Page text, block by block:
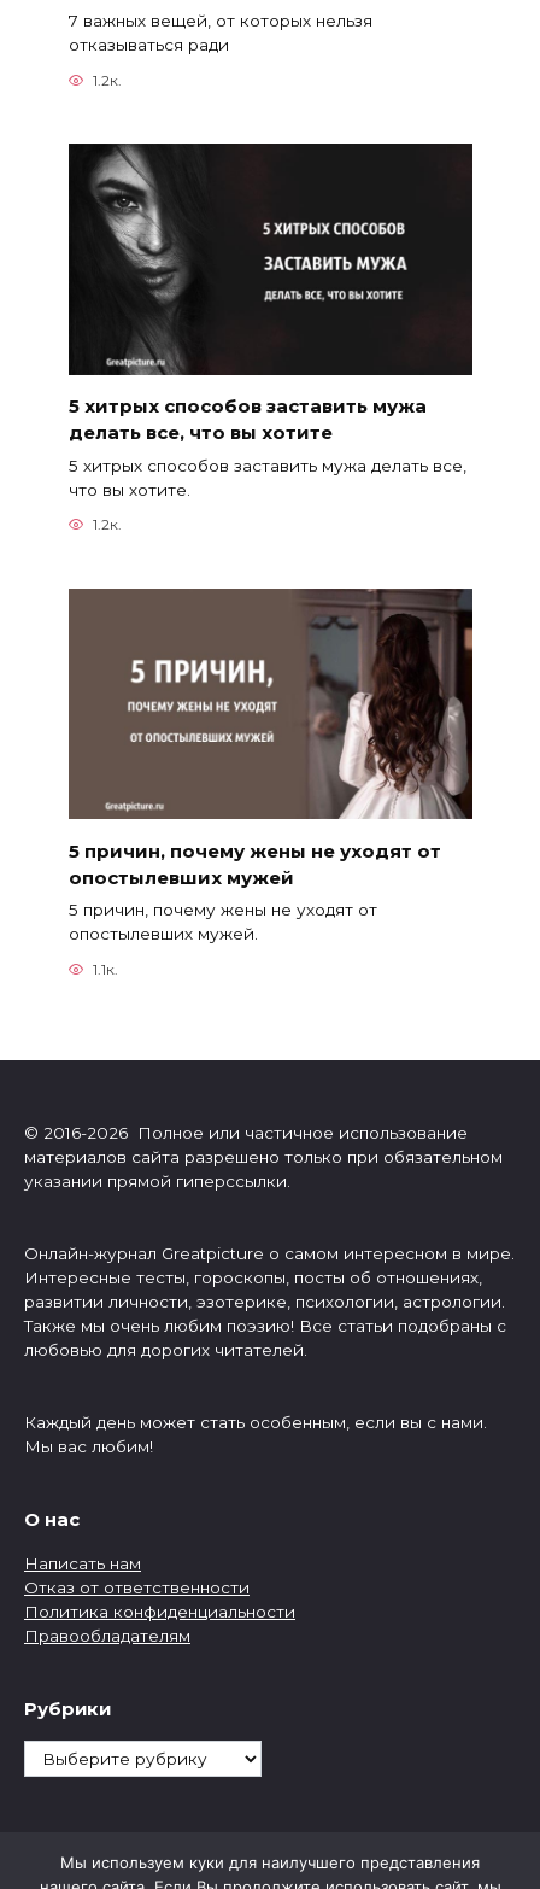
7 важных вещей, от которых нельзя
отказываться ради
1.2к.
5 хитрых способов заставить мужа
делать все, что вы хотите
5 хитрых способов заставить мужа делать все,
что вы хотите.
1.2к.
5 причин, почему жены не уходят от
опостылевших мужей
5 причин, почему жены не уходят от
опостылевших мужей.
1.1к.
© 2016-2026 Полное или частичное использование
материалов сайта разрешено только при обязательном
указании прямой гиперссылки.
Онлайн-журнал Greatpicture о самом интересном в мире.
Интересные тесты, гороскопы, посты об отношениях,
развитии личности, эзотерике, психологии, астрологии.
Также мы очень любим поэзию! Все статьи подобраны с
любовью для дорогих читателей.
Каждый день может стать особенным, если вы с нами.
Мы вас любим!
О нас
Написать нам
Отказ от ответственности
Политика конфиденциальности
Правообладателям
Рубрики
Рубрики
Мы используем куки для наилучшего представления